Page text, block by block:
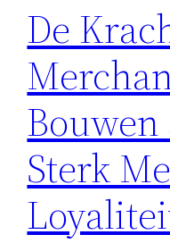
De
Bouwen
Sterk